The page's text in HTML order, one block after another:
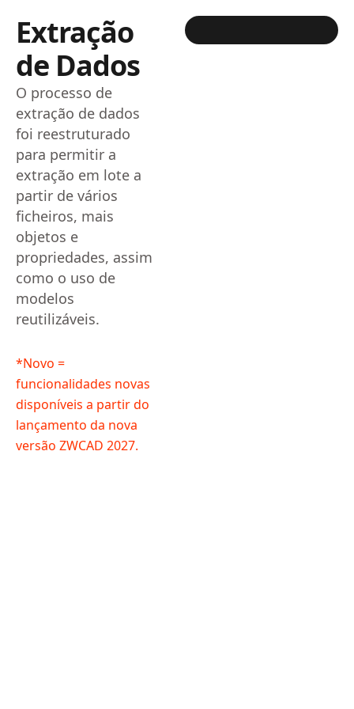
Extração
de Dados
O processo de
extração de dados
foi reestruturado
para permitir a
extração em lote a
partir de vários
ficheiros, mais
objetos e
propriedades, assim
como o uso de
modelos
reutilizáveis.
*Novo =
funcionalidades novas
disponíveis a partir do
lançamento da nova
versão ZWCAD 2027.